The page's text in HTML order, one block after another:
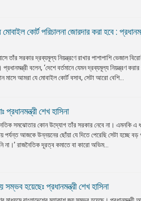
কোর্ট পরিচালনা জোরদার করা হবে :
তাঁর সরকার দ্রব্যমূল্য নিয়ন্ত্রণে রাখার পাশাপাশি ভেজাল
বলেন, ‘দেশে বর্তমানে যেমন দ্রব্যমূল্য নিয়ন্ত্রণ করার
মাসে আমরা যে মোবাইল কোর্ট বসাব, সেটা আরো বেশি...
শেখ হাসিনা
সমঝোতার কোন উদ্যোগ তাঁর সরকার নেবে না। এমনকি এ
আজকে উন্নয়নের ছোঁয়া যে দিতে পেরেছি সেটা হচ্ছে বড়
না।’ রাজনৈতিক দূরত্ব কমাতে বা কারো অভিম...
হয়েছেঃ প্রধানমন্ত্রী শেখ হাসিনা